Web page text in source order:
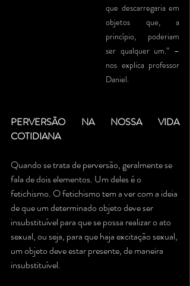
que descarregaria em
objetos que, a
princípio, poderiam
ser qualquer um.” –
nos explica professor
Daniel.
PERVERSÃO NA NOSSA VIDA
COTIDIANA
Quando se trata de perversão, geralmente se
fala de dois elementos. Um deles é o
fetichismo. O fetichismo tem a ver com a ideia
de que um determinado objeto deve ser
insubstituível para que se possa realizar o ato
sexual, ou seja, para que haja excitação sexual,
um objeto deve estar presente, de maneira
insubstituível.